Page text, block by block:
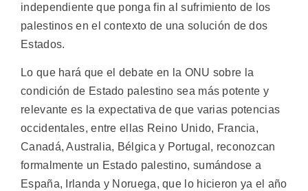
independiente que ponga fin al sufrimiento de los
palestinos en el contexto de una solución de dos
Estados.
Lo que hará que el debate en la ONU sobre la
condición de Estado palestino sea más potente y
relevante es la expectativa de que varias potencias
occidentales, entre ellas Reino Unido, Francia,
Canadá, Australia, Bélgica y Portugal, reconozcan
formalmente un Estado palestino, sumándose a
España, Irlanda y Noruega, que lo hicieron ya el año